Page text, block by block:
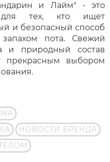
и Лайм" - это
для тех, кто ищет
и безопасный способ
пота. Свежий
и природный состав
прекрасным выбором
НОВОСТИ БРЕНДА